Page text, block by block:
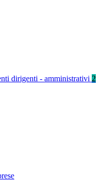
dirigenti - amministrativi 2